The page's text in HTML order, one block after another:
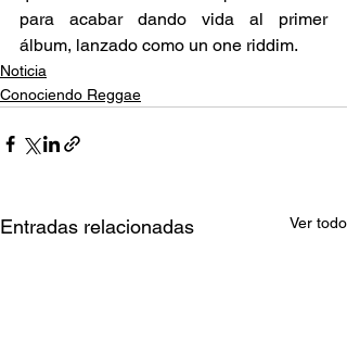
para acabar dando vida al primer
álbum, lanzado como un one riddim.
Noticia
Conociendo Reggae
Entradas relacionadas Ver todo